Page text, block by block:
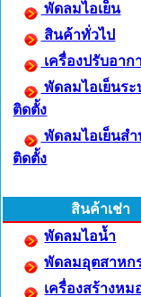
พัดลมไอเย็น
สินค้าทั่วไป
เครื่องปรับอาก
พัดลมไอเย็นระ
ติดตั้ง
พัดลมไอเย็นส
ติดตั้ง
สินค้าเช่า
พัดลมไอน้ำ
พัดลมอุตสาหก
เครื่องสร้างหม